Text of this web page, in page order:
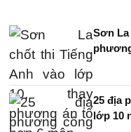
Sơn
25 địa
lớp 10